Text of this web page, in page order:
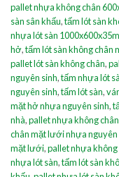
pallet nhựa không chân
sàn sân khấu,tấm lót sàn
nhựa lót sàn
hở,tấm lót sàn không
pallet lót sàn không chân,
nguyên sinh,tấm nhựa lót
nguyên sinh,tấm lót sàn,
mặt hở nhựa nguyên sinh,
nhà,pallet nhựa không
chân mặt lưới nhựa nguyên
mặt lưới,pallet nhựa
nhựa lót sàn,tấm lót sàn